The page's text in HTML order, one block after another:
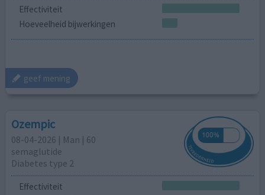
Effectiviteit
Hoeveelheid bijwerkingen
geef mening
Ozempic
08-04-2026 | Man | 60
semaglutide
Diabetes type 2
Effectiviteit